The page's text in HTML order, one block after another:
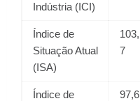
Indústria (ICI)
Índice de
Situação Atual
(ISA)
103,
7
Índice de
97,6